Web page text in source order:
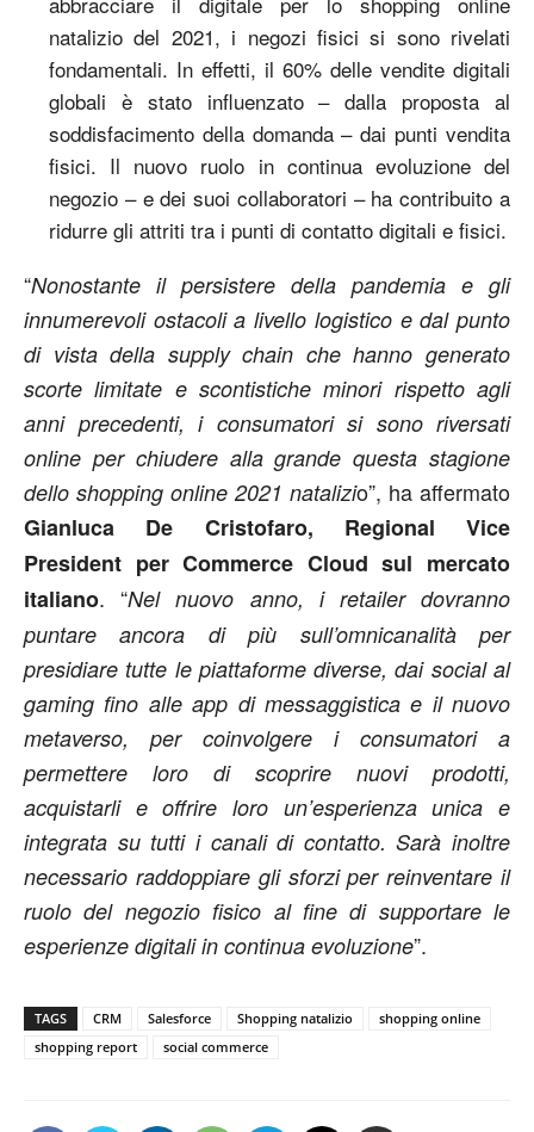
natalizio del 2021, i negozi fisici si sono rivelati
fondamentali. In effetti, il 60% delle vendite digitali
globali è stato influenzato – dalla proposta al
soddisfacimento della domanda – dai punti vendita
fisici. Il nuovo ruolo in continua evoluzione del
negozio – e dei suoi collaboratori – ha contribuito a
ridurre gli attriti tra i punti di contatto digitali e fisici.
“Nonostante il persistere della pandemia e gli
innumerevoli ostacoli a livello logistico e dal punto
di vista della supply chain che hanno generato
scorte limitate e scontistiche minori rispetto agli
anni precedenti, i consumatori si sono riversati
online per chiudere alla grande questa stagione
dello shopping online 2021 natalizio”, ha affermato
Gianluca De Cristofaro, Regional Vice
President per Commerce Cloud sul mercato
italiano. “Nel nuovo anno, i retailer dovranno
puntare ancora di più sull’omnicanalità per
presidiare tutte le piattaforme diverse, dai social al
gaming fino alle app di messaggistica e il nuovo
metaverso, per coinvolgere i consumatori a
permettere loro di scoprire nuovi prodotti,
acquistarli e offrire loro un’esperienza unica e
integrata su tutti i canali di contatto. Sarà inoltre
necessario raddoppiare gli sforzi per reinventare il
ruolo del negozio fisico al fine di supportare le
esperienze digitali in continua evoluzione”.
TAGS CRM Salesforce Shopping natalizio
shopping online
shopping report
social commerce